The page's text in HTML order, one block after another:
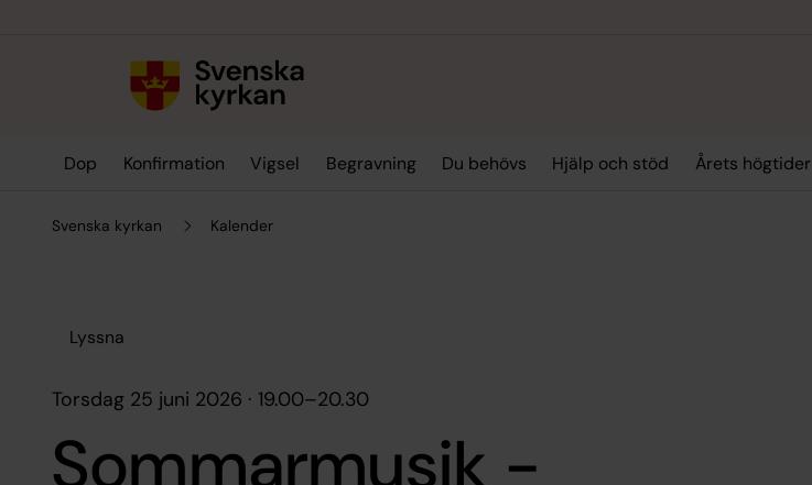
Dop Konfirmation Vigsel Begravning Du behövs Hjälp och stöd Årets högtider
Svenska kyrkan Kalender
Lyssna
torsdag 25 juni 2026 · 19.00–20.30
Sommarmusik -